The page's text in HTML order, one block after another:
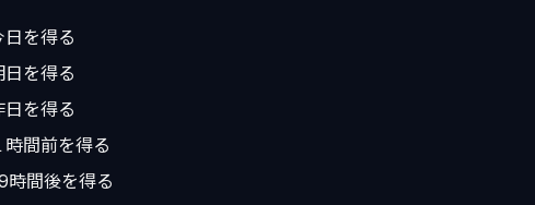
日を得る
日を得る
日を得る
時間前を得る
時間後を得る